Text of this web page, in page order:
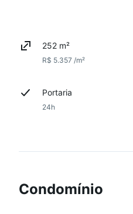
252 m²
R$ 5.357 /m²
Portaria
24h
Condomínio